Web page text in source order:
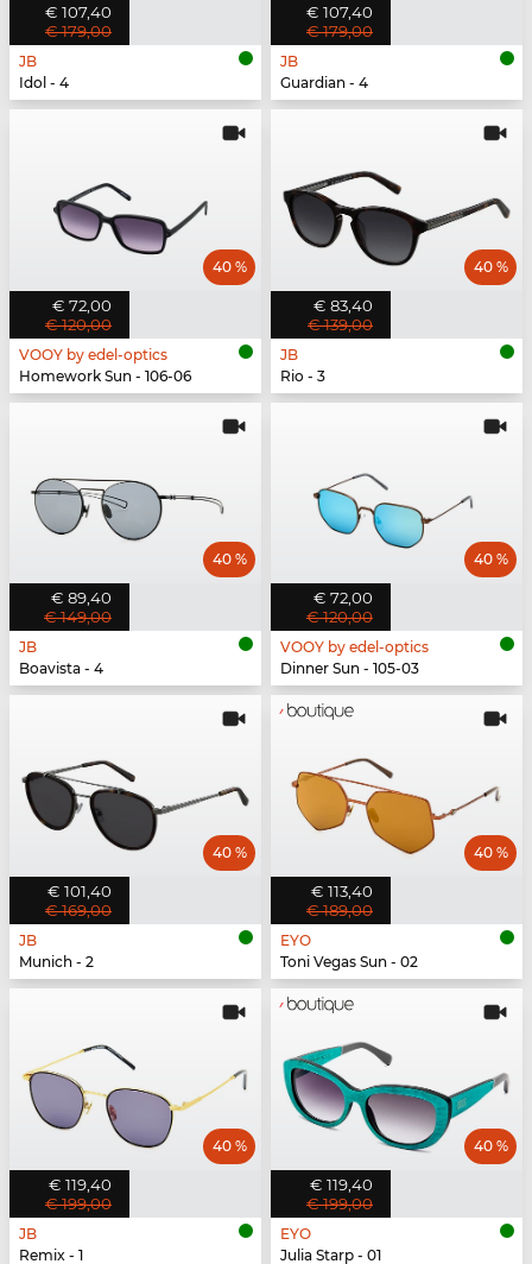
€ 107,40
€ 179,00
JB
Idol - 4
€ 107,40
€ 179,00
JB
Guardian - 4
€ 72,00
€ 120,00
40 %
VOOY by edel-optics
Homework Sun - 106-06
€ 83,40
€ 139,00
40 %
JB
Rio - 3
€ 89,40
€ 149,00
40 %
JB
Boavista - 4
€ 72,00
€ 120,00
40 %
VOOY by edel-optics
Dinner Sun - 105-03
€ 101,40
€ 169,00
40 %
JB
Munich - 2
€ 113,40
€ 189,00
40 %
EYO
Toni Vegas Sun - 02
€ 119,40
€ 199,00
40 %
JB
Remix - 1
€ 119,40
€ 199,00
40 %
EYO
Julia Starp - 01